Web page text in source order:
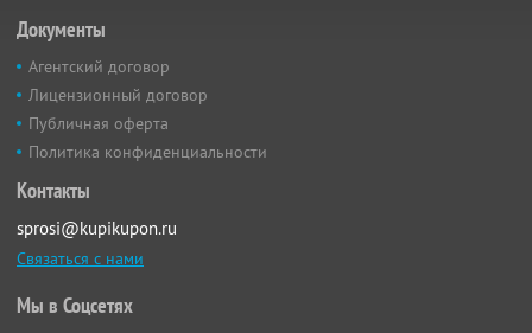
Документы
Агентский договор
Лицензионный договор
Публичная оферта
Политика конфиденциальности
Контакты
sprosi@kupikupon.ru
Связаться с нами
Мы в Соцсетях